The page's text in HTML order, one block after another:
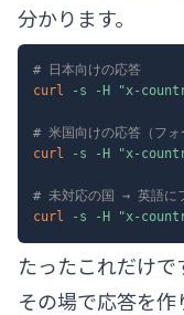
分かります。
# 日本向けの応答
curl
-s -H "x-
# 米国向けの応答（フォ
curl
-s -H "x-
# 未対応の国 → 英語に
curl
-s -H "x-
たったこれだけで
その場で応答を